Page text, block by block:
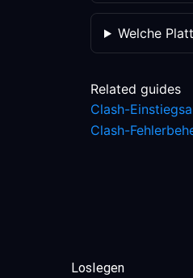
Welche
Related guides
Clash-
Clash-
Loslegen